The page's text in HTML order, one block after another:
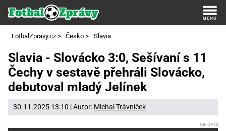
FotbalZpravy.cz > Česko > Slavia
Slavia - Slovácko 3:0, Sešívaní s 11
Čechy v sestavě přehráli Slovácko,
debutoval mladý Jelínek
30.11.2025 13:10 | Autor: Michal Trávníček